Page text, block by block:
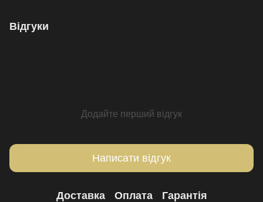
Відгуки
Додайте перший відгук
Написати відгук
Доставка Оплата Гарантія